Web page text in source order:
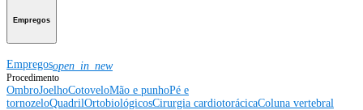
Empregos
Empregosopen_in_new
Procedimento
OmbroJoelhoCotoveloMão e punhoPé e
tornozeloQuadrilOrtobiológicosCirurgia cardiotorácicaColuna vertebral